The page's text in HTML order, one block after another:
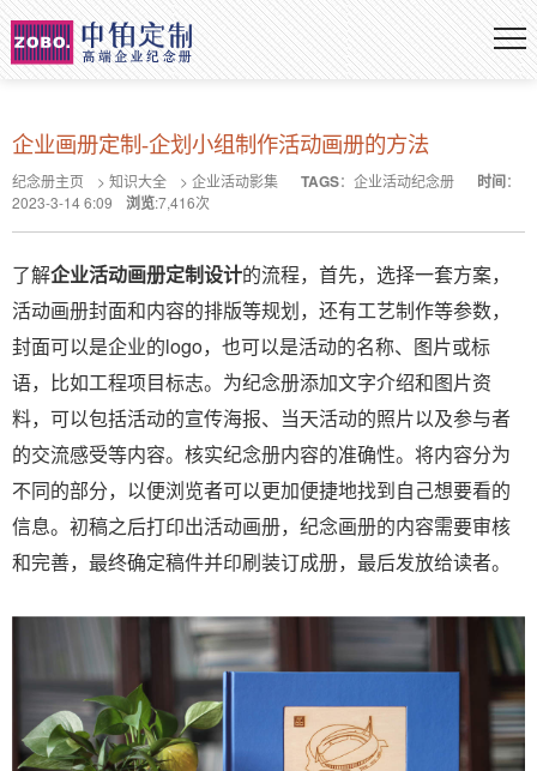
企业画册定制-企划小组制作活动画册的方法
纪念册主页 > 知识大全 > 企业活动影集 TAGS： 企业活动纪念册 时间：
2023-3-14 6:09
浏览:7,416次
了解企业活动画册定制设计的流程，首先，选择一套方案，
活动画册封面和内容的排版等规划，还有工艺制作等参数，
封面可以是企业的logo，也可以是活动的名称、图片或标
语，比如工程项目标志。为纪念册添加文字介绍和图片资
料，可以包括活动的宣传海报、当天活动的照片以及参与者
的交流感受等内容。核实纪念册内容的准确性。将内容分为
不同的部分，以便浏览者可以更加便捷地找到自己想要看的
信息。初稿之后打印出活动画册，纪念画册的内容需要审核
和完善，最终确定稿件并印刷装订成册，最后发放给读者。